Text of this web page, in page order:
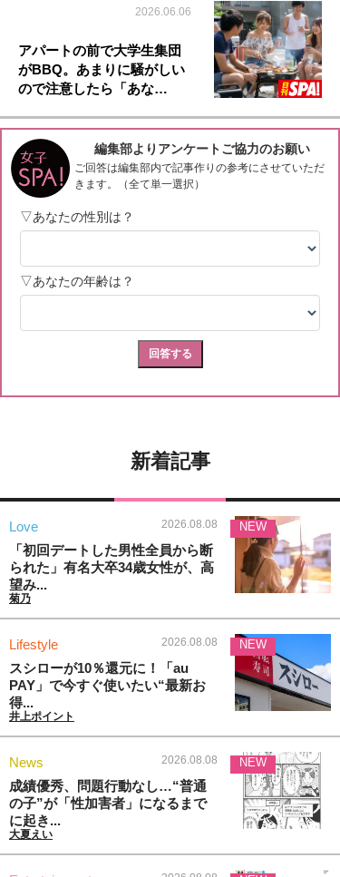
2026.06.06
アパートの前で大学生集団
がBBQ。あまりに騒がしい
ので注意したら「あな…
新着記事
Love 2026.08.08
「初回デートした男性全員から断
られた」有名大卒34歳女性が、高
望み...
菊乃
NEW
Lifestyle 2026.08.08
スシローが10％還元に！「au
PAY」で今すぐ使いたい“最新お
得...
井上ポイント
NEW
News 2026.08.08
成績優秀、問題行動なし…“普通
の子”が「性加害者」になるまで
に起き...
大夏えい
NEW